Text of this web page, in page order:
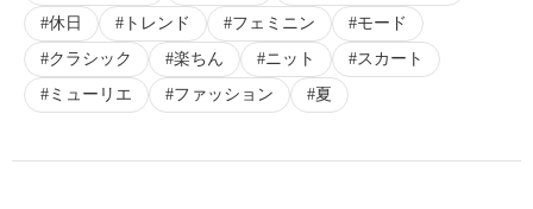
休日
トレンド フェミニン
モード
クラシック
楽ちん ニット
スカート
ミューリエ
ファッション 夏